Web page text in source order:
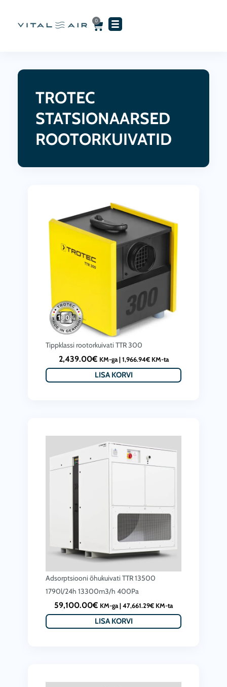
0
Cart
TROTEC
STATSIONAARSED
ROOTORKUIVATID
Tippklassi rootorkuivati TTR 300
2,439.00€ KM-ga | 1,966.94€KM-ta
LISA KORVI
Adsorptsiooni õhukuivati TTR 13500
1790l/24h 13300m3/h 400Pa
59,100.00€ KM-ga | 47,661.29€ KM-ta
LISA KORVI